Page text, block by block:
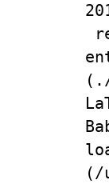
(/